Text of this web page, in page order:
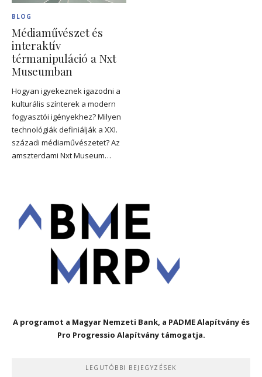
BLOG
Médiaművészet és
interaktív
térmanipuláció a Nxt
Museumban
Hogyan igyekeznek igazodni a
kulturális színterek a modern
fogyasztói igényekhez? Milyen
technológiák definiálják a XXI.
századi médiaművészetet? Az
amszterdami Nxt Museum…
A programot a Magyar Nemzeti Bank, a PADME Alapítvány és
Pro Progressio Alapítvány támogatja.
LEGUTÓBBI BEJEGYZÉSEK